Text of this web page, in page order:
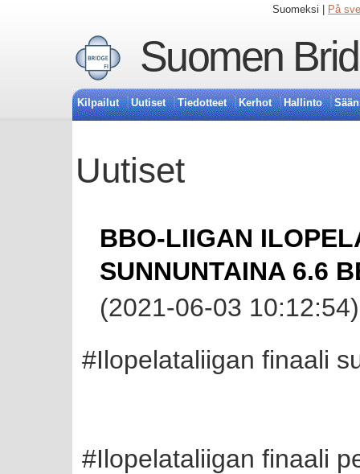
Suomeksi | På
Suomen
Kilpailut Uutiset Tiedotteet Kerhot Hallinto
Uutiset
BBO-LIIGAN
SUNNUNTAINA 6.6
(2021-06-03 10:12:54)
#Ilopelataliigan finaali
#Ilopelataliigan finaali